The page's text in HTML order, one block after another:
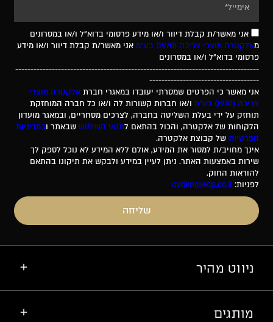
אני מאשר/ת קבלת דיוור ו/או מידע פרסומי בדוא"ל ו/או במסרונים
מאלקטרה מוצרי צריכה (1970) בע"מ
אני מאשר/ת קבלת דיוור ו/או מידע
פרסומי בדוא"ל ו/או במסרונים
--------------------------------------------------------------------------------
------------------------------------
אני מאשר כי הפרטים שמסרתי יעובדו במאגרי חברתאלקטרה מוצרי
צריכה (1970) בע"מ
ו/או חברות קשורות לה ו/או כל חברה המוחזקת
תוחזק על ידי בעלת השליטה בחברה, לצרכים מסחריים, ובמאגר מועדון
הלקוחות של אלקטרה, והכול בהתאם לתנאי השימוש שבאתר ובמדיניות
הפרטיות של קבוצת אלקטרה.
אינך מחויב/ת למסור את המידע, אולם ללא המידע לא נוכל לספק לך
שירות באמצעות האתר. ניתן לעיין במידע ולבקש את תיקונו בהתאם
להוראות החוק.
לפניות:ovdim@ecp.co.il
שליחה
ניווט מהיר
מותגים